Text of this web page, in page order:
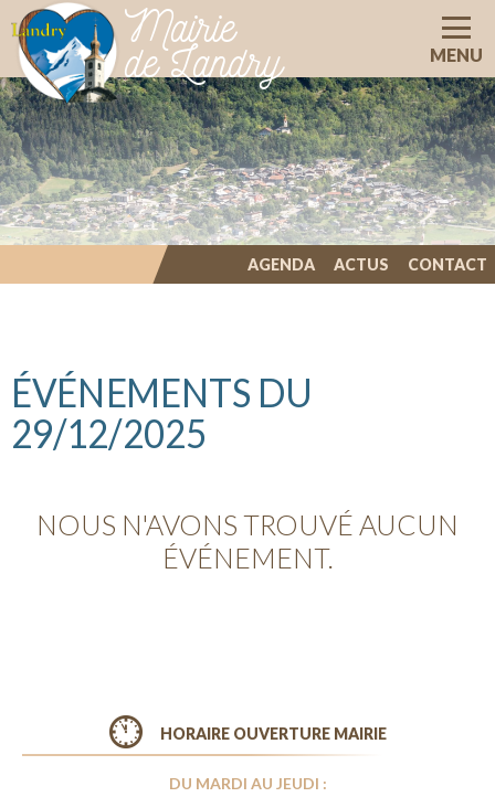
Mairie
de Landry
AGENDA ACTUS CONTACT
MENU
ÉVÉNEMENTS DU
29/12/2025
NOUS N'AVONS TROUVÉ AUCUN
ÉVÉNEMENT.
HORAIRE OUVERTURE MAIRIE
DU MARDI AU JEUDI :